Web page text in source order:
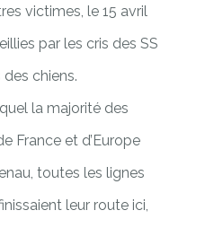
victimes, le 15 avril
par les cris des SS
chiens.
la majorité des
France et d’Europe
toutes les lignes
leur route ici,